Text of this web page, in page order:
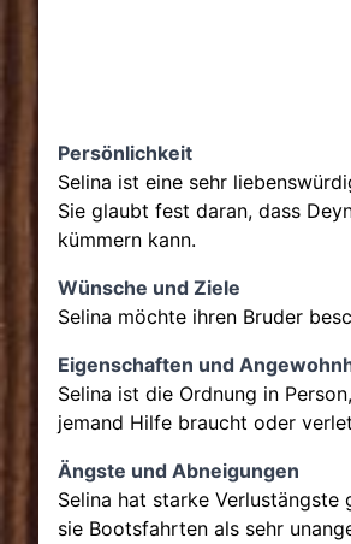
Persönlichkeit
Selina ist eine sehr
Sie glaubt fest daran, dass
kümmern kann.
Wünsche und Ziele
Selina möchte ihren Bruder
Eigenschaften und
Selina ist die Ordnung in
jemand Hilfe braucht oder
Ängste und Abneigungen
Selina hat starke
sie Bootsfahrten als sehr